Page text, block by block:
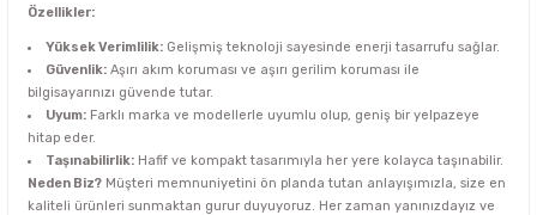
Özellikler:
Yüksek Verimlilik: Gelişmiş teknoloji sayesinde enerji tasarrufu sağlar.
Güvenlik: Aşırı akım koruması ve aşırı gerilim koruması ile
bilgisayarınızı güvende tutar.
Uyum: Farklı marka ve modellerle uyumlu olup, geniş bir yelpazeye
hitap eder.
Taşınabilirlik: Hafif ve kompakt tasarımıyla her yere kolayca taşınabilir.
Neden Biz? Müşteri memnuniyetini ön planda tutan anlayışımızla, size en
kaliteli ürünleri sunmaktan gurur duyuyoruz. Her zaman yanınızdayız ve